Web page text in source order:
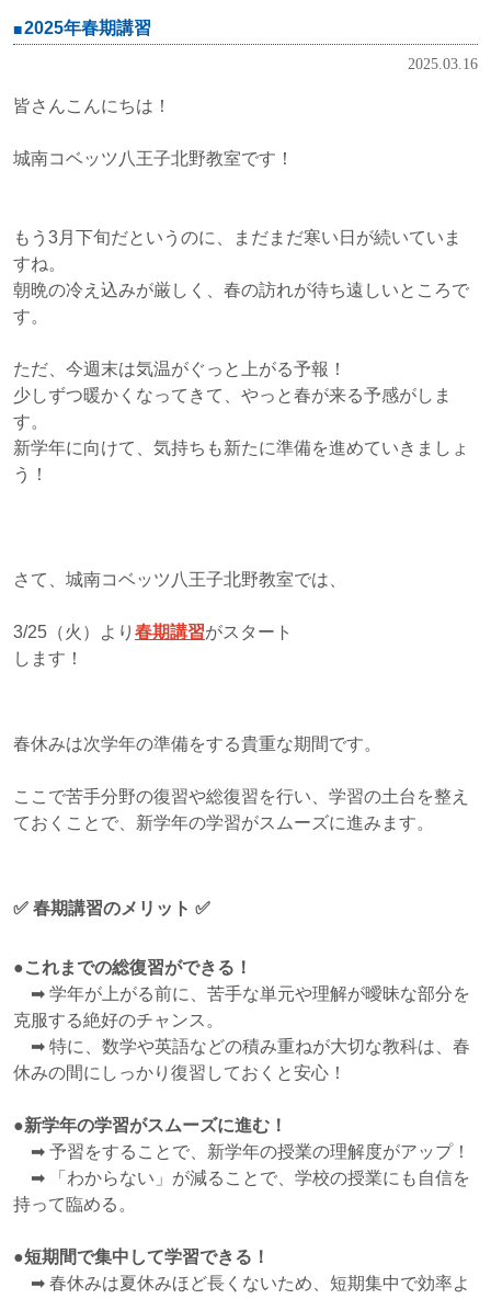
2025年春期講習
2025.03.16
皆さんこんにちは！
城南コベッツ八王子北野教室です！
もう3月下旬だというのに、まだまだ寒い日が続いていま
すね。
朝晩の冷え込みが厳しく、春の訪れが待ち遠しいところで
す。
ただ、今週末は気温がぐっと上がる予報！
少しずつ暖かくなってきて、やっと春が来る予感がしま
す。
新学年に向けて、気持ちも新たに準備を進めていきましょ
う！
さて、城南コベッツ八王子北野教室では、
3/25（火）より 春期講習がスタート
します！
春休みは次学年の準備をする貴重な期間です。
ここで苦手分野の復習や総復習を行い、学習の土台を整え
ておくことで、新学年の学習がスムーズに進みます。
✅ 春期講習のメリット ✅
●これまでの総復習ができる！
➡ 学年が上がる前に、苦手な単元や理解が曖昧な部分を
克服する絶好のチャンス。
➡ 特に、数学や英語などの積み重ねが大切な教科は、春
休みの間にしっかり復習しておくと安心！
●新学年の学習がスムーズに進む！
➡ 予習をすることで、新学年の授業の理解度がアップ！
➡ 「わからない」が減ることで、学校の授業にも自信を
持って臨める。
●短期間で集中して学習できる！
➡ 春休みは夏休みほど長くないため、短期集中で効率よ